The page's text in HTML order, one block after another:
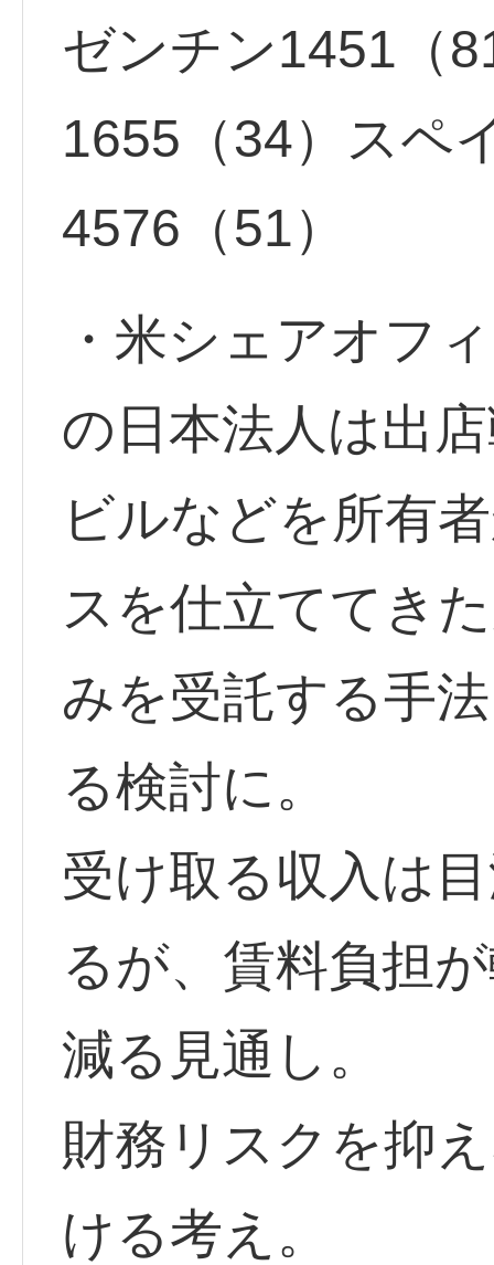
ゼンチン1451（
1655（34）スペ
4576（51）
・米シェアオフ
の日本法人は出
ビルなどを所有
スを仕立ててき
みを受託する手
る検討に。
受け取る収入は
るが、賃料負担
減る見通し。
財務リスクを抑
ける考え。